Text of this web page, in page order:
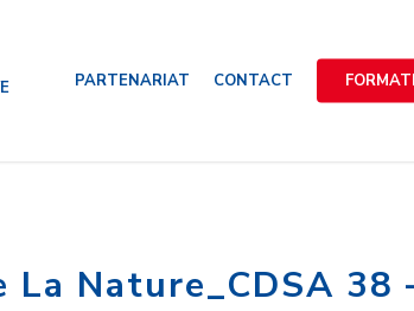
PARTENARIAT CONTACT
Nature_CDSA 38